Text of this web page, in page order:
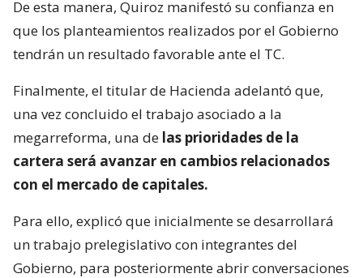
De esta manera, Quiroz manifestó su confianza en
que los planteamientos realizados por el Gobierno
tendrán un resultado favorable ante el TC.
Finalmente, el titular de Hacienda adelantó que,
una vez concluido el trabajo asociado a la
megarreforma, una de las prioridades de la
cartera será avanzar en cambios relacionados
con el mercado de capitales.
Para ello, explicó que inicialmente se desarrollará
un trabajo prelegislativo con integrantes del
Gobierno, para posteriormente abrir conversaciones